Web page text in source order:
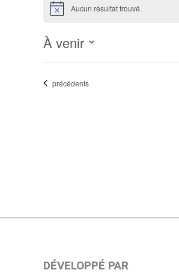
Notice Aucun résultat trouvé.
À venir
date.Évènements
précédents
DÉVELOPPÉ PAR